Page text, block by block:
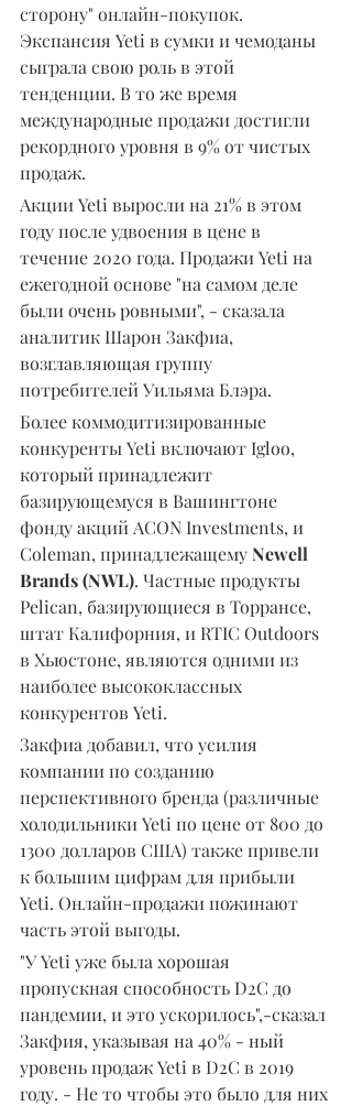
сторону" онлайн-покупок.
Экспансия Yeti в сумки и чемоданы
сыграла свою роль в этой
тенденции. В то же время
международные продажи достигли
рекордного уровня в 9% от чистых
продаж.
Акции Yeti выросли на 21% в этом
году после удвоения в цене в
течение 2020 года. Продажи Yeti на
ежегодной основе "на самом деле
были очень ровными", - сказала
аналитик Шарон Закфиа,
возглавляющая группу
потребителей Уильяма Блэра.
Более коммодитизированные
конкуренты Yeti включают Igloo,
который принадлежит
базирующемуся в Вашингтоне
фонду акций ACON Investments, и
Coleman, принадлежащему Newell
Brands (NWL). Частные продукты
Pelican, базирующиеся в Торрансе,
штат Калифорния, и RTIC Outdoors
в Хьюстоне, являются одними из
наиболее высококлассных
конкурентов Yeti.
Закфиа добавил, что усилия
компании по созданию
перспективного бренда (различные
холодильники Yeti по цене от 800 до
1300 долларов США) также привели
к большим цифрам для прибыли
Yeti. Онлайн-продажи пожинают
часть этой выгоды.
"У Yeti уже была хорошая
пропускная способность D2C до
пандемии, и это ускорилось",-сказал
Закфия, указывая на 40% - ный
уровень продаж Yeti в D2C в 2019
году. - Не то чтобы это было для них